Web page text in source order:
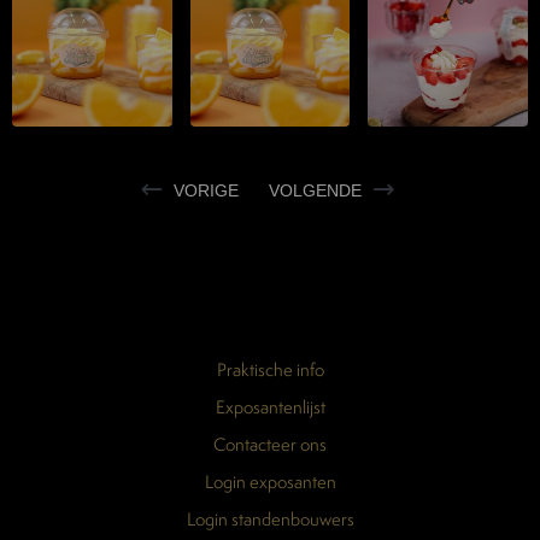
VORIGE VOLGENDE
Praktische info
Exposantenlijst
Contacteer ons
Login exposanten
Login standenbouwers